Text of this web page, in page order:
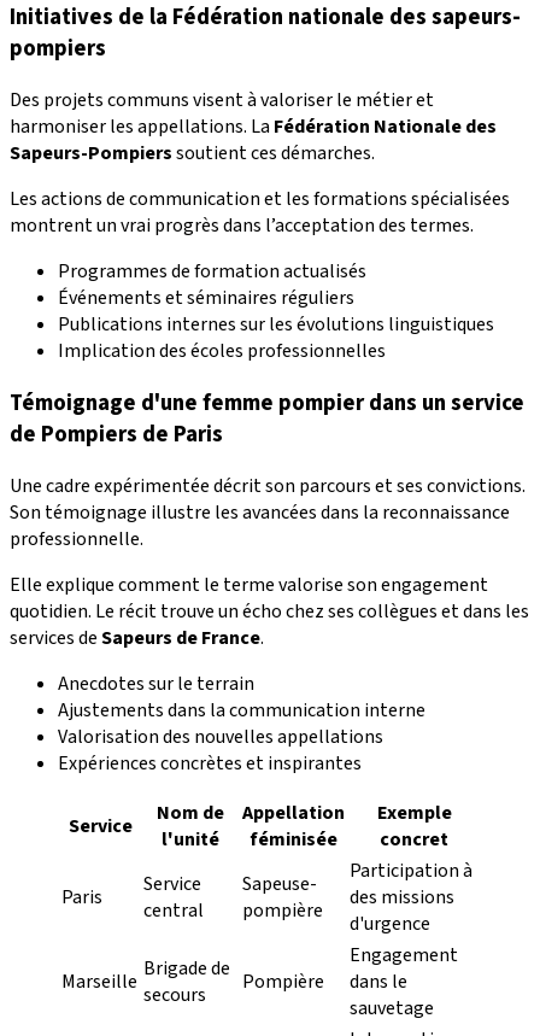
Initiatives de la Fédération nationale des sapeurs-
pompiers
Des projets communs visent à valoriser le métier et
harmoniser les appellations. La Fédération Nationale des
Sapeurs-Pompierssoutient ces démarches.
Les actions de communication et les formations spécialisées
montrent un vrai progrès dans l’acceptation des termes.
Programmes de formation actualisés
Événements et séminaires réguliers
Publications internes sur les évolutions linguistiques
Implication des écoles professionnelles
Témoignage d'une femme pompier dans un service
de Pompiers de Paris
Une cadre expérimentée décrit son parcours et ses convictions.
Son témoignage illustre les avancées dans la reconnaissance
professionnelle.
Elle explique comment le terme valorise son engagement
quotidien. Le récit trouve un écho chez ses collègues et dans les
services deSapeurs de France.
Anecdotes sur le terrain
Ajustements dans la communication interne
Valorisation des nouvelles appellations
Expériences concrètes et inspirantes
Service
Nom de
l'unité
Appellation
féminisée
Exemple
concret
Paris
Service
central
Sapeuse-
pompière
Participation à
des missions
d'urgence
Marseille Brigade de
secours
Pompière
Engagement
dans le
sauvetage